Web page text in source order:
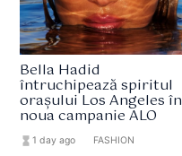
Bella Hadid
întruchipează spiritul
orașului Los Angeles în
noua campanie ALO
hourglass_full1 day ago FASHION